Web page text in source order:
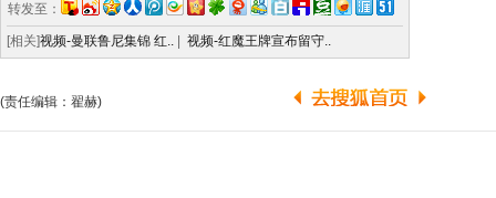
转发至：
[相关]视频-曼联鲁尼集锦 红.. 视频-红魔王牌宣布留守..
(责任编辑：翟赫)